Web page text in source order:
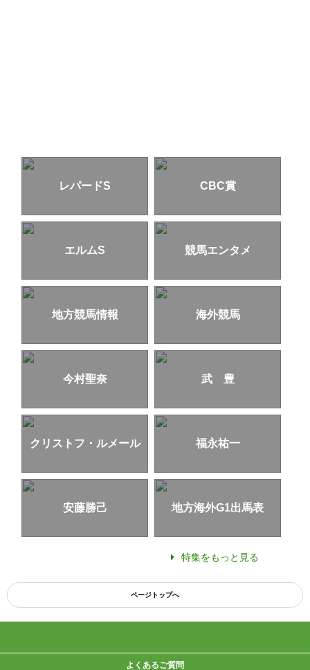
レパードS CBC賞
エルムS 競馬エンタメ
地方競馬情報 海外競馬
今村聖奈 武 豊
クリストフ・ルメール 福永祐一
安藤勝己 地方海外G1出馬表
特集をもっと見る
ページトップへ
よくあるご質問